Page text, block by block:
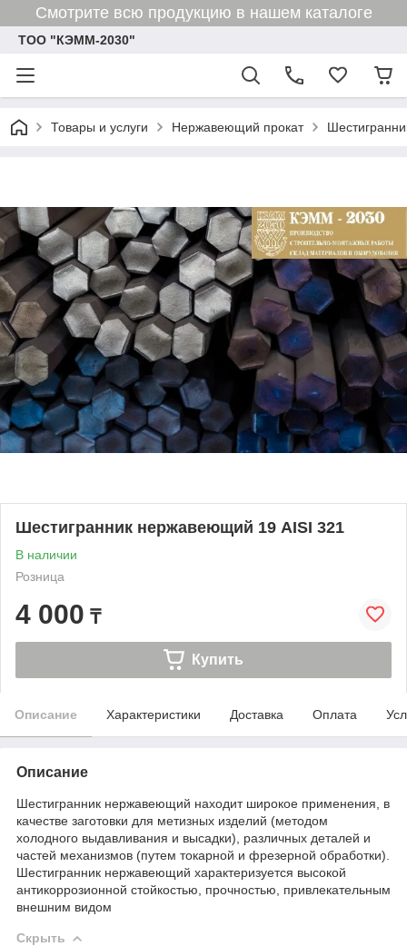
Смотрите всю продукцию в нашем каталоге
ТОО "КЭММ-2030"
Товары и услуги Нержавеющий прокат
Шестигранник нержавеющий 19 AISI 321
В наличии
Розница
4 000 ₸
Купить
Описание Характеристики Доставка Оплата
Описание
Шестигранник нержавеющий находит широкое применения, в
качестве заготовки для метизных изделий (методом
холодного выдавливания и высадки), различных деталей и
частей механизмов (путем токарной и фрезерной обработки).
Шестигранник нержавеющий характеризуется высокой
антикоррозионной стойкостью, прочностью, привлекательным
внешним видом
Скрыть